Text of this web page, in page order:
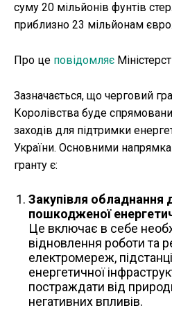
суму 20 мільйонів фунтів
приблизно 23 мільйонам євро.
Про це повідомляє
Зазначається, що черговий
Королівства буде
заходів для підтримки
України. Основними
гранту є:
Закупівля обладнання
пошкодженої
Це включає в себе
відновлення роботи та
електромереж,
енергетичної
постраждати від
негативних впливів.